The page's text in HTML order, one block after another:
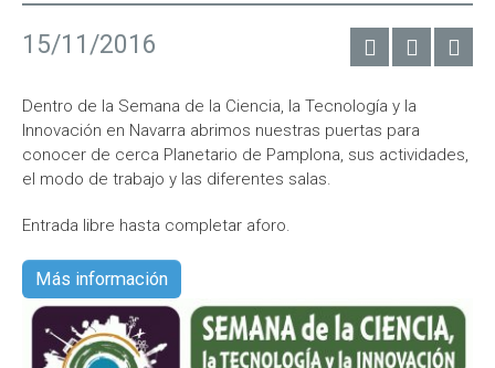
15/11/2016
Dentro de la Semana de la Ciencia, la Tecnología y la
Innovación en Navarra abrimos nuestras puertas para
conocer de cerca Planetario de Pamplona, sus actividades,
el modo de trabajo y las diferentes salas.
Entrada libre hasta completar aforo.
Más información